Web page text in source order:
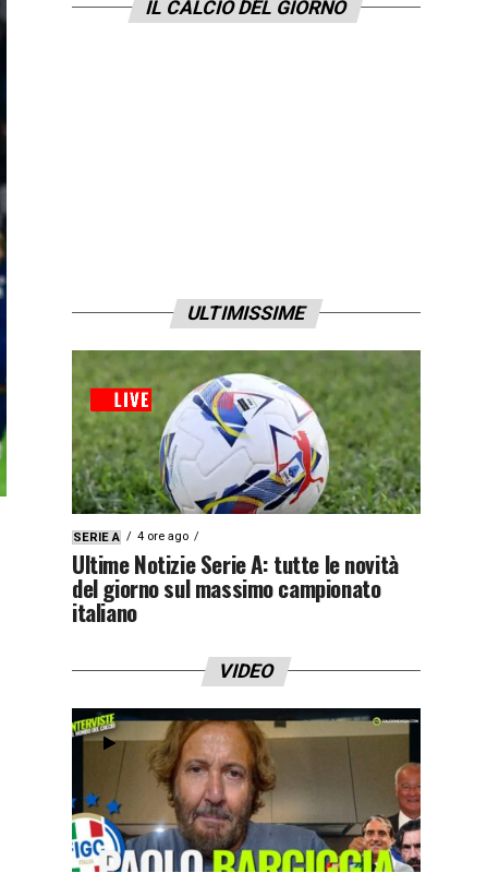
IL CALCIO DEL GIORNO
ULTIMISSIME
SERIE A 4 ore ago
Ultime Notizie Serie A: tutte le novità
del giorno sul massimo campionato
italiano
VIDEO